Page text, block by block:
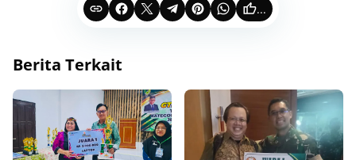
...
Berita Terkait